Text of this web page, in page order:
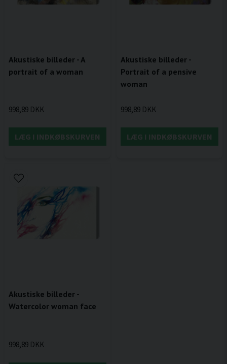
Akustiske billeder - A
portrait of a woman
998,89 DKK
LÆG I INDKØBSKURVEN
Akustiske billeder -
Portrait of a pensive
woman
998,89 DKK
LÆG I INDKØBSKURVEN
Akustiske billeder -
Watercolor woman face
998,89 DKK